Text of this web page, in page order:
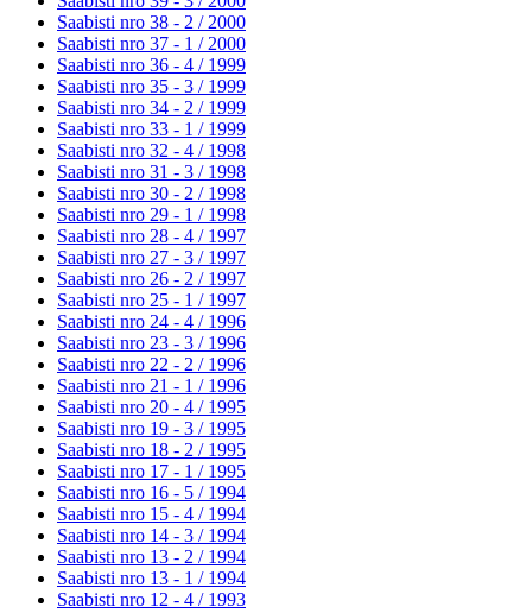
Saabisti nro 38 - 2 / 2000
Saabisti nro 37 - 1 / 2000
Saabisti nro 36 - 4 / 1999
Saabisti nro 35 - 3 / 1999
Saabisti nro 34 - 2 / 1999
Saabisti nro 33 - 1 / 1999
Saabisti nro 32 - 4 / 1998
Saabisti nro 31 - 3 / 1998
Saabisti nro 30 - 2 / 1998
Saabisti nro 29 - 1 / 1998
Saabisti nro 28 - 4 / 1997
Saabisti nro 27 - 3 / 1997
Saabisti nro 26 - 2 / 1997
Saabisti nro 25 - 1 / 1997
Saabisti nro 24 - 4 / 1996
Saabisti nro 23 - 3 / 1996
Saabisti nro 22 - 2 / 1996
Saabisti nro 21 - 1 / 1996
Saabisti nro 20 - 4 / 1995
Saabisti nro 19 - 3 / 1995
Saabisti nro 18 - 2 / 1995
Saabisti nro 17 - 1 / 1995
Saabisti nro 16 - 5 / 1994
Saabisti nro 15 - 4 / 1994
Saabisti nro 14 - 3 / 1994
Saabisti nro 13 - 2 / 1994
Saabisti nro 13 - 1 / 1994
Saabisti nro 12 - 4 / 1993